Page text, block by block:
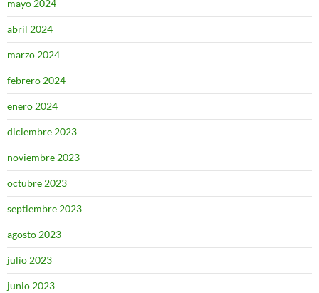
mayo 2024
abril 2024
marzo 2024
febrero 2024
enero 2024
diciembre 2023
noviembre 2023
octubre 2023
septiembre 2023
agosto 2023
julio 2023
junio 2023